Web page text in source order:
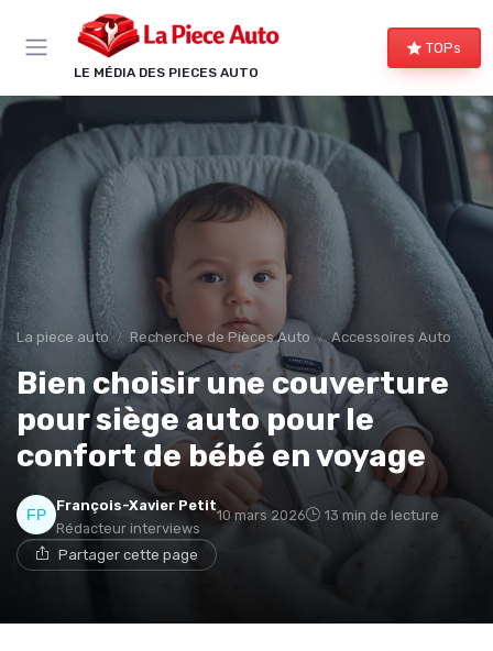
LE MÉDIA DES PIECES AUTO
TOPs
La piece auto Recherche de Pièces Auto Accessoires Auto
Bien choisir une couverture
pour siège auto pour le
confort de bébé en voyage
François-Xavier Petit
Rédacteur interviews
10 mars 2026 13 min de lecture
Partager cette page
Panneau de gestion des cookies